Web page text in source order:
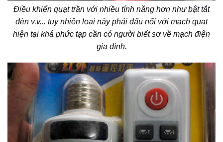
Điều khiển quạt trần với nhiều tính năng hơn như bật tắt
đèn v.v... tuy nhiên loại này phải đấu nối với mạch quạt
hiện tại khá phức tạp cần có người biết sơ về mạch điện
gia đình.